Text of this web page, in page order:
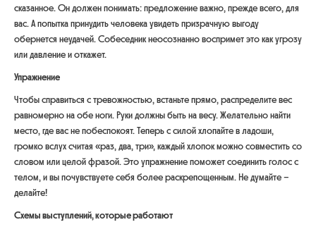
сказанное. Он должен понимать: предложение важно, прежде всего, для
вас. А попытка принудить человека увидеть призрачную выгоду
обернется неудачей. Собеседник неосознанно воспримет это как угрозу
или давление и откажет.
Упражнение
Чтобы справиться с тревожностью, встаньте прямо, распределите вес
равномерно на обе ноги. Руки должны быть на весу. Желательно найти
место, где вас не побеспокоят. Теперь с силой хлопайте в ладоши,
громко вслух считая «раз, два, три», каждый хлопок можно совместить со
словом или целой фразой. Это упражнение поможет соединить голос с
телом, и вы почувствуете себя более раскрепощенным. Не думайте –
делайте!
Схемы выступлений, которые работают